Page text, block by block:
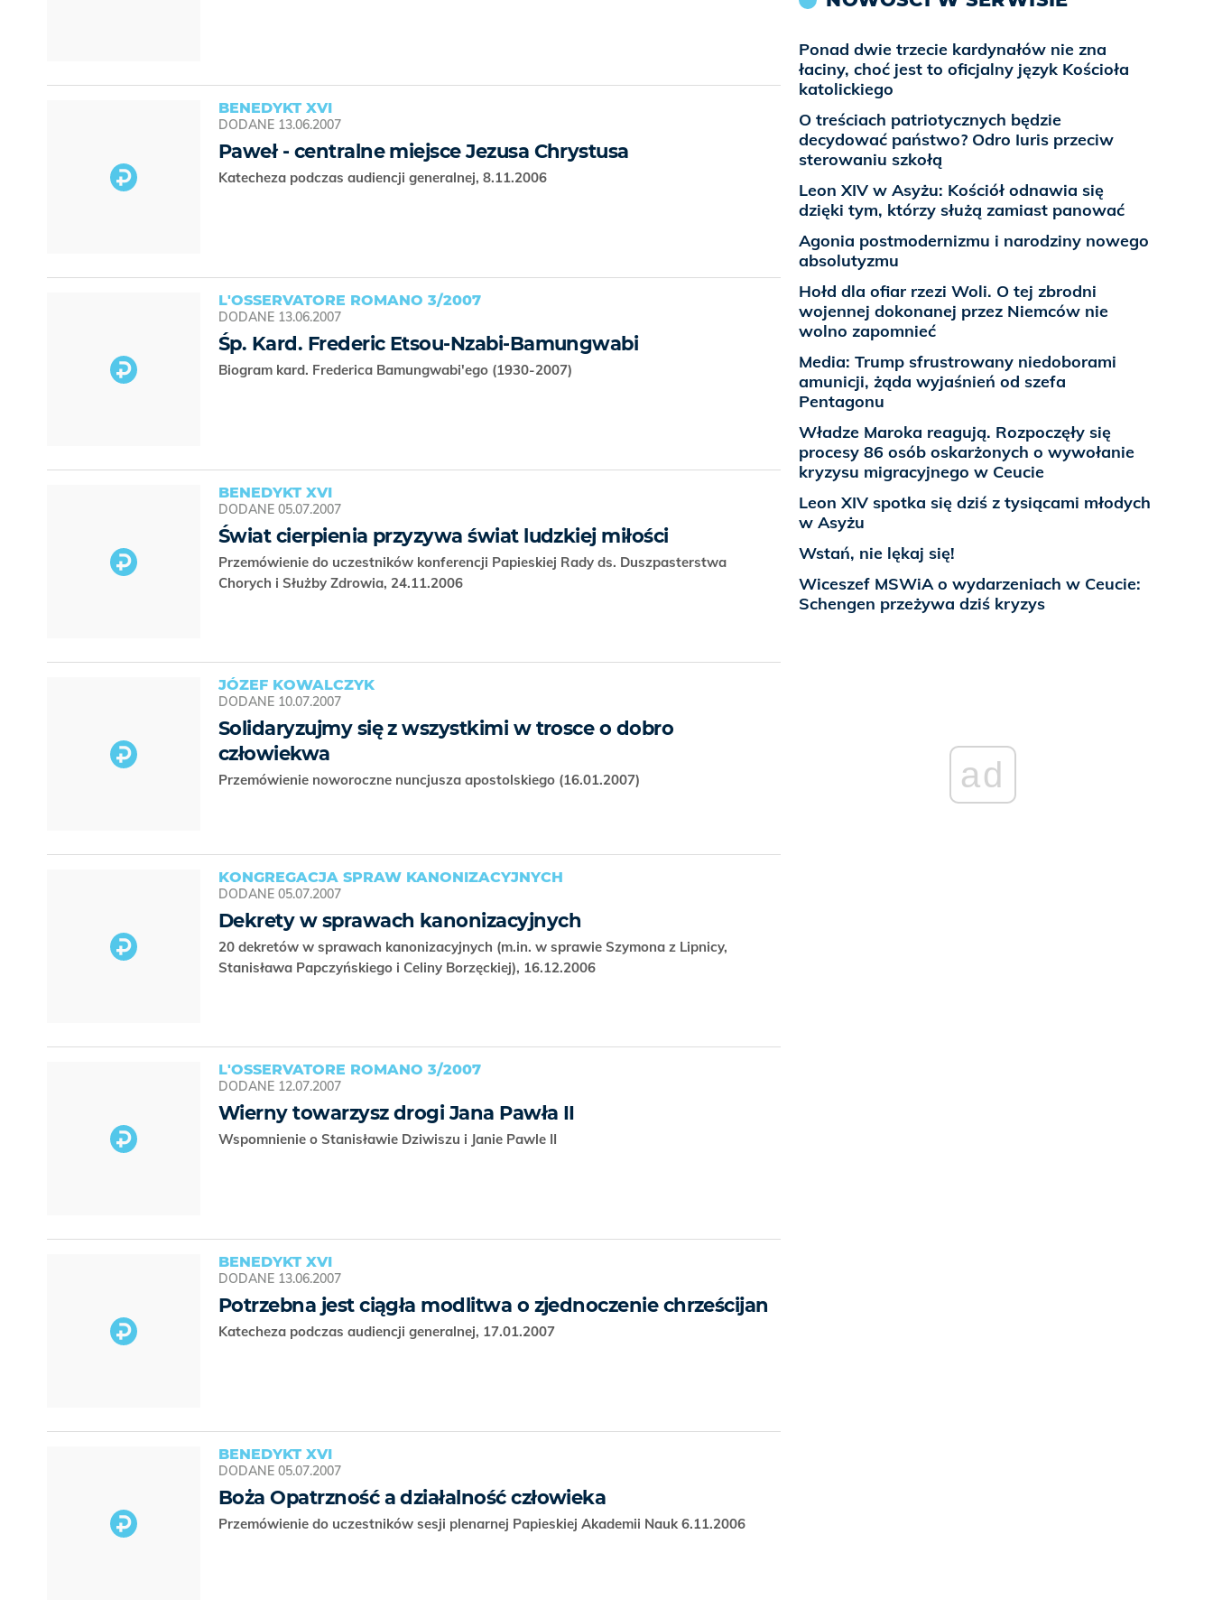
BENEDYKT XVI
DODANE 13.06.2007
Paweł - centralne miejsce Jezusa Chrystusa
Katecheza podczas audiencji generalnej, 8.11.2006
L'OSSERVATORE ROMANO 3/2007
DODANE 13.06.2007
Śp. Kard. Frederic Etsou-Nzabi-Bamungwabi
Biogram kard. Frederica Bamungwabi'ego (1930-2007)
BENEDYKT XVI
DODANE 05.07.2007
Świat cierpienia przyzywa świat ludzkiej miłości
Przemówienie do uczestników konferencji Papieskiej Rady ds. Duszpasterstwa
Chorych i Służby Zdrowia, 24.11.2006
JÓZEF KOWALCZYK
DODANE 10.07.2007
Solidaryzujmy się z wszystkimi w trosce o dobro
człowiekwa
Przemówienie noworoczne nuncjusza apostolskiego (16.01.2007)
KONGREGACJA SPRAW KANONIZACYJNYCH
DODANE 05.07.2007
Dekrety w sprawach kanonizacyjnych
20 dekretów w sprawach kanonizacyjnych (m.in. w sprawie Szymona z Lipnicy,
Stanisława Papczyńskiego i Celiny Borzęckiej), 16.12.2006
L'OSSERVATORE ROMANO 3/2007
DODANE 12.07.2007
Wierny towarzysz drogi Jana Pawła II
Wspomnienie o Stanisławie Dziwiszu i Janie Pawle II
BENEDYKT XVI
DODANE 13.06.2007
Potrzebna jest ciągła modlitwa o zjednoczenie chrześcijan
Katecheza podczas audiencji generalnej, 17.01.2007
BENEDYKT XVI
DODANE 05.07.2007
Boża Opatrzność a działalność człowieka
Przemówienie do uczestników sesji plenarnej Papieskiej Akademii Nauk 6.11.2006
Ponad dwie trzecie kardynałów nie zna
łaciny, choć jest to oficjalny język Kościoła
katolickiego
O treściach patriotycznych będzie
decydować państwo? Odro Iuris przeciw
sterowaniu szkołą
Leon XIV w Asyżu: Kościół odnawia się
dzięki tym, którzy służą zamiast panować
Agonia postmodernizmu i narodziny nowego
absolutyzmu
Hołd dla ofiar rzezi Woli. O tej zbrodni
wojennej dokonanej przez Niemców nie
wolno zapomnieć
Media: Trump sfrustrowany niedoborami
amunicji, żąda wyjaśnień od szefa
Pentagonu
Władze Maroka reagują. Rozpoczęły się
procesy 86 osób oskarżonych o wywołanie
kryzysu migracyjnego w Ceucie
Leon XIV spotka się dziś z tysiącami młodych
w Asyżu
Wstań, nie lękaj się!
Wiceszef MSWiA o wydarzeniach w Ceucie:
Schengen przeżywa dziś kryzys
ad